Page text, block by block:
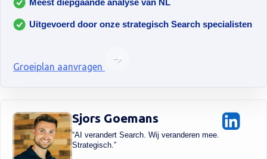
Meest diepgaande analyse van NL
Uitgevoerd door onze strategisch Search specialisten
Groeiplan aanvragen
Sjors Goemans
“AI verandert Search. Wij veranderen mee.
Strategisch.”